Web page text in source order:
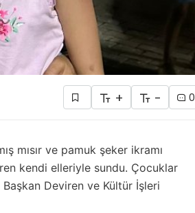
+ - 0
mısır ve pamuk şeker ikramı
kendi elleriyle sundu. Çocuklar
Deviren ve Kültür İşleri